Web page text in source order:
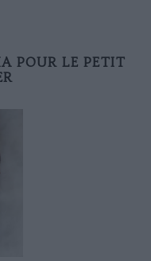
POUR LE PETIT